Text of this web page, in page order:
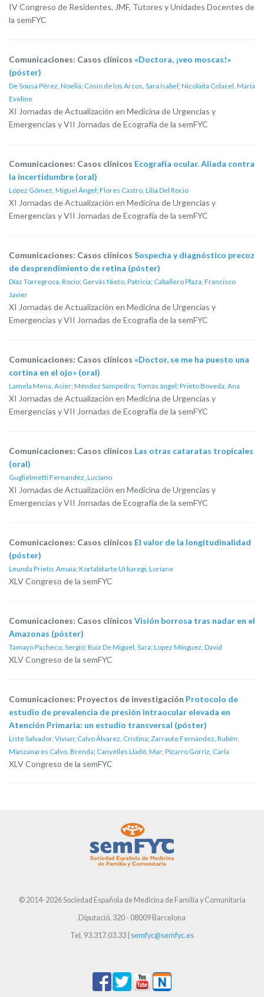
IV Congreso de Residentes, JMF, Tutores y Unidades Docentes de
la semFYC
Comunicaciones: Casos clínicos «Doctora, ¡veo moscas!»
(póster)
De Sousa Pérez, Noelia; Cosío de los Arcos, Sara Isabel; Nicolaita Colacel, María
Eveline
XI Jornadas de Actualización en Medicina de Urgencias y
Emergencias y VII Jornadas de Ecografía de la semFYC
Comunicaciones: Casos clínicos Ecografía ocular. Aliada contra
la incertidumbre (oral)
López Gómez, Miguel Ángel; Flores Castro, Lilia Del Rocio
XI Jornadas de Actualización en Medicina de Urgencias y
Emergencias y VII Jornadas de Ecografía de la semFYC
Comunicaciones: Casos clínicos Sospecha y diagnóstico precoz
de desprendimiento de retina (póster)
Díaz Torregrosa, Rocío; Gervás Nieto, Patricia; Caballero Plaza, Francisco
Javier
XI Jornadas de Actualización en Medicina de Urgencias y
Emergencias y VII Jornadas de Ecografía de la semFYC
Comunicaciones: Casos clínicos «Doctor, se me ha puesto una
cortina en el ojo» (oral)
Lamela Mena, Asier; Méndez Sampedro, Tomás ángel; Prieto Boveda, Ana
XI Jornadas de Actualización en Medicina de Urgencias y
Emergencias y VII Jornadas de Ecografía de la semFYC
Comunicaciones: Casos clínicos Las otras cataratas tropicales
(oral)
Guglielmetti Fernandez, Luciano
XI Jornadas de Actualización en Medicina de Urgencias y
Emergencias y VII Jornadas de Ecografía de la semFYC
Comunicaciones: Casos clínicos El valor de la longitudinalidad
(póster)
Leunda Prieto, Amaia; Kortabitarte Urkaregi, Loriane
XLV Congreso de la semFYC
Comunicaciones: Casos clínicos Visión borrosa tras nadar en el
Amazonas (póster)
Tamayo Pacheco, Sergio; Ruiz De Miguel, Sara; Lopez Mínguez, David
XLV Congreso de la semFYC
Comunicaciones: Proyectos de investigación Protocolo de
estudio de prevalencia de presión intraocular elevada en
Atención Primaria: un estudio transversal (póster)
Liste Salvador, Vivian; Calvo Álvarez, Cristina; Zarraute Fernández, Rubén;
Manzanares Calvo, Brenda; Canyelles Lladó, Mar; Pizarro Gorriz, Carla
XLV Congreso de la semFYC
© 2014-2026 Sociedad Española de Medicina de Familia y Comunitaria
Diputació, 320 - 08009 Barcelona
Tel. 93.317.03.33 | semfyc@semfyc.es